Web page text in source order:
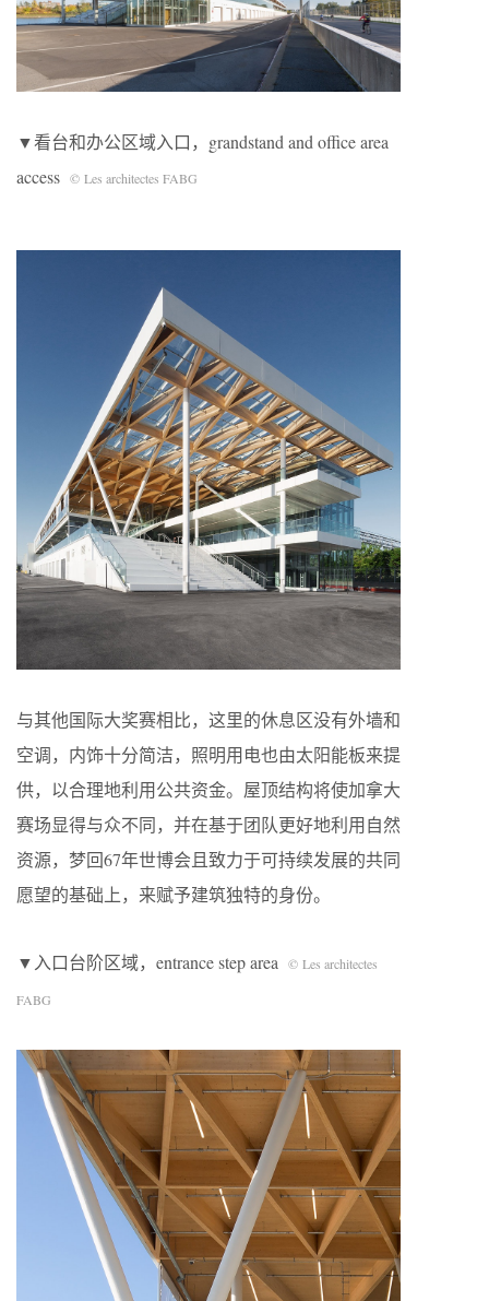
▼看台和办公区域入口，grandstand and office area
access © Les architectes FABG
与其他国际大奖赛相比，这里的休息区没有外墙和
空调，内饰十分简洁，照明用电也由太阳能板来提
供，以合理地利用公共资金。屋顶结构将使加拿大
赛场显得与众不同，并在基于团队更好地利用自然
资源，梦回67年世博会且致力于可持续发展的共同
愿望的基础上，来赋予建筑独特的身份。
▼入口台阶区域，entrance step area © Les architectes
FABG